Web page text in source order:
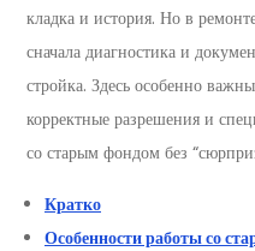
кладка и история. Но в
сначала диагностика и
стройка. Здесь особенно важны
корректные разрешения и
со старым фондом без
Кратко
Особенности работы со